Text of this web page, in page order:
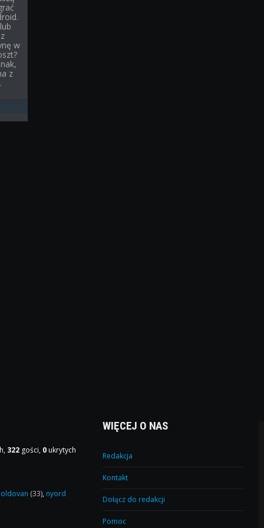
w
z
322 gości, 0 ukrytych
(33), nyord
WIĘCEJ O NAS
Redakcja
Kontakt
Dołącz do redakcji
Pomoc